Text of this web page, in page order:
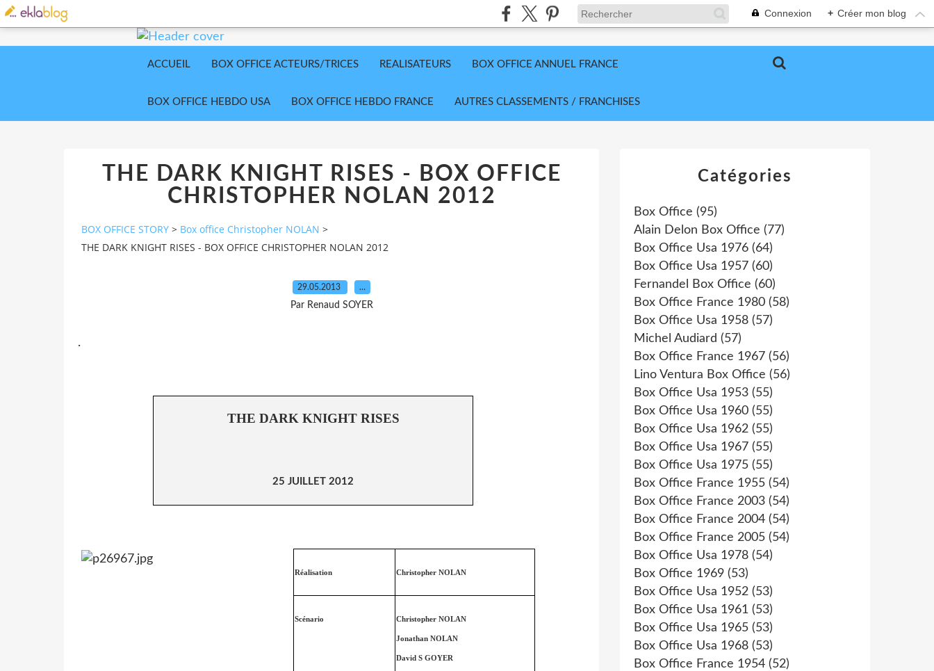
Connexion + Créer mon blog
ACCUEIL BOX OFFICE ACTEURS/TRICES REALISATEURS BOX OFFICE ANNUEL FRANCE
BOX OFFICE HEBDO USA BOX OFFICE HEBDO FRANCE AUTRES CLASSEMENTS / FRANCHISES
THE DARK KNIGHT RISES - BOX OFFICE
CHRISTOPHER NOLAN 2012
BOX OFFICE STORY > Box office Christopher NOLAN >
THE DARK KNIGHT RISES - BOX OFFICE CHRISTOPHER NOLAN 2012
29.05.2013 …
Par Renaud SOYER
.
THE DARK KNIGHT RISES
25 JUILLET 2012
Réalisation Christopher NOLAN
Scénario Christopher NOLAN
Jonathan NOLAN
David S GOYER
Catégories
Box Office (95)
Alain Delon Box Office (77)
Box Office Usa 1976 (64)
Box Office Usa 1957 (60)
Fernandel Box Office (60)
Box Office France 1980 (58)
Box Office Usa 1958 (57)
Michel Audiard (57)
Box Office France 1967 (56)
Lino Ventura Box Office (56)
Box Office Usa 1953 (55)
Box Office Usa 1960 (55)
Box Office Usa 1962 (55)
Box Office Usa 1967 (55)
Box Office Usa 1975 (55)
Box Office France 1955 (54)
Box Office France 2003 (54)
Box Office France 2004 (54)
Box Office France 2005 (54)
Box Office Usa 1978 (54)
Box Office 1969 (53)
Box Office Usa 1952 (53)
Box Office Usa 1961 (53)
Box Office Usa 1965 (53)
Box Office Usa 1968 (53)
Box Office France 1954 (52)